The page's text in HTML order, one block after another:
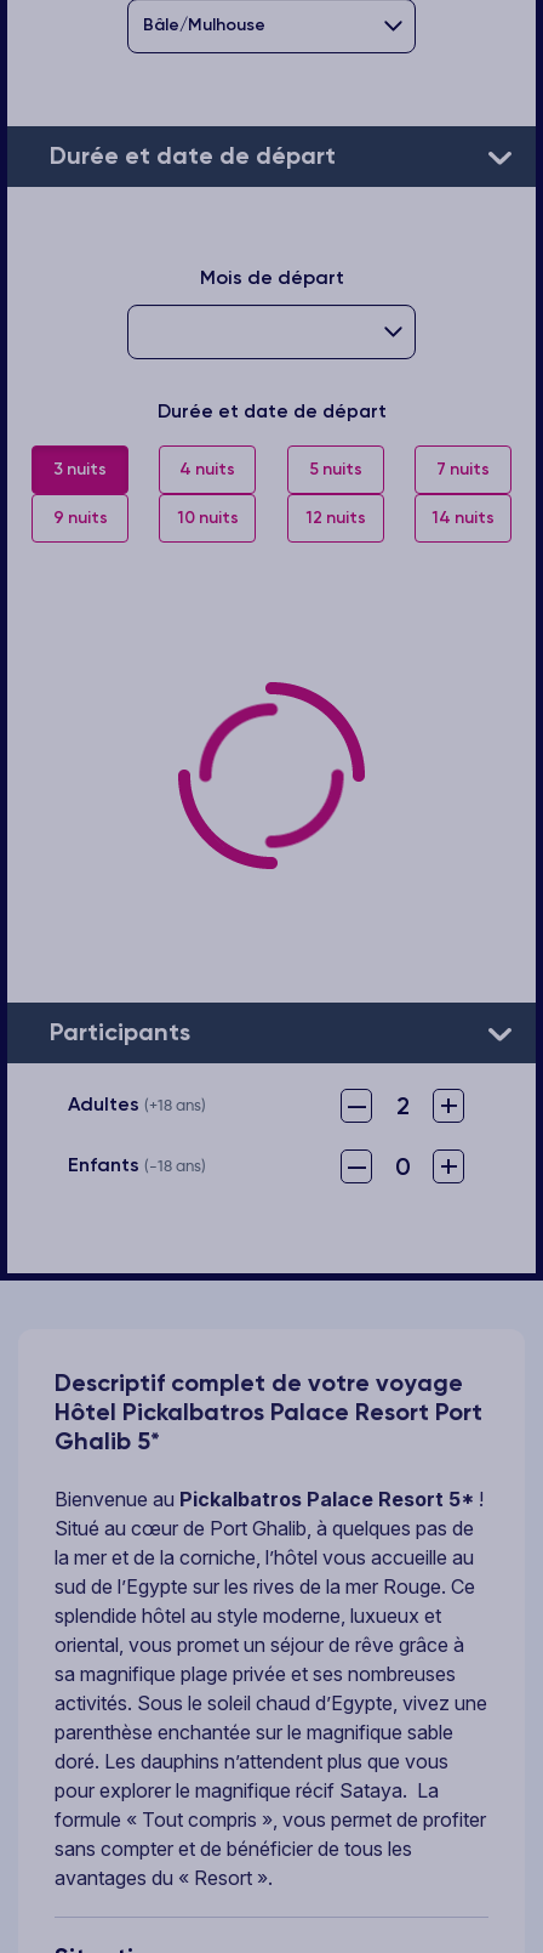
Durée et date de départ
Mois de départ
Durée et date de départ
3 nuits 4 nuits 5 nuits 7 nuits
9 nuits 10 nuits 12 nuits 14 nuits
Participants
Adultes (+18 ans) – 2 +
Enfants (-18 ans) – 0 +
Descriptif complet de votre voyage
Hôtel Pickalbatros Palace Resort Port
Ghalib 5*
Bienvenue au Pickalbatros Palace Resort 5* !
Situé au cœur de Port Ghalib, à quelques pas de
la mer et de la corniche, l’hôtel vous accueille au
sud de l’Egypte sur les rives de la mer Rouge. Ce
splendide hôtel au style moderne, luxueux et
oriental, vous promet un séjour de rêve grâce à
sa magnifique plage privée et ses nombreuses
activités. Sous le soleil chaud d’Egypte, vivez une
parenthèse enchantée sur le magnifique sable
doré. Les dauphins n’attendent plus que vous
pour explorer le magnifique récif Sataya. La
formule « Tout compris », vous permet de profiter
sans compter et de bénéficier de tous les
avantages du « Resort ».